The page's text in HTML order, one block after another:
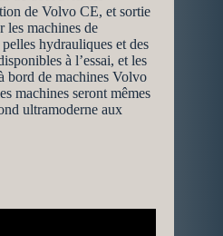
de Volvo CE, et sortie
les machines de
hydrauliques et des
à l’essai, et les
bord de machines Volvo
machines seront mêmes
ultramoderne aux